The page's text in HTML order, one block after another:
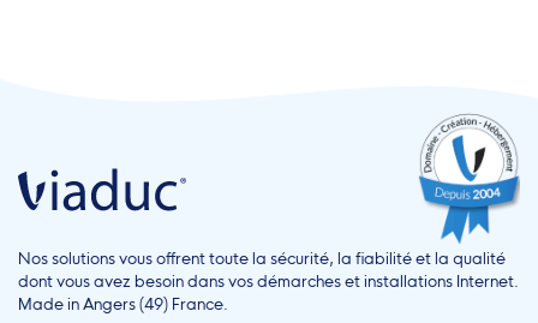
Nos solutions vous offrent toute la sécurité, la fiabilité et la qualité
dont vous avez besoin dans vos démarches et installations Internet.
Made in Angers (49) France.